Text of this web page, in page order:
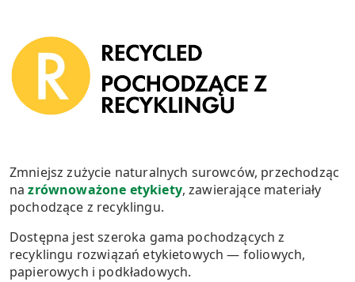
Zmniejsz zużycie naturalnych surowców, przechodząc
nazrównoważone etykiety, zawierające materiały
pochodzące z recyklingu.
Dostępna jest szeroka gama pochodzących z
recyklingu rozwiązań etykietowych — foliowych,
papierowych i podkładowych.